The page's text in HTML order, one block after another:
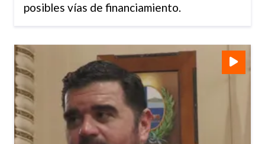
posibles vías de financiamiento.